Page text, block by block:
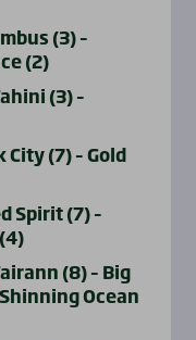
(3) –
(2)
(3) –
(7) – Gold
Spirit (7) –
(8) – Big
Ocean